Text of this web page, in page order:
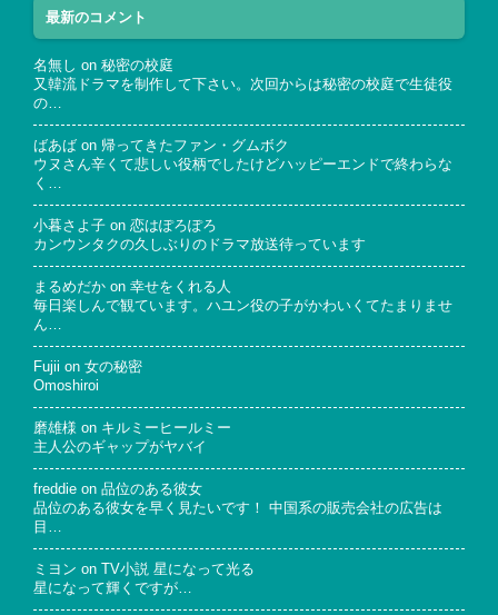
最新のコメント
名無し on 秘密の校庭
又韓流ドラマを制作して下さい。次回からは秘密の校庭で生徒役
の…
ばあば on 帰ってきたファン・グムボク
ウヌさん辛くて悲しい役柄でしたけどハッピーエンドで終わらな
く…
小暮さよ子 on 恋はぽろぽろ
カンウンタクの久しぶりのドラマ放送待っています
まるめだか on 幸せをくれる人
毎日楽しんで観ています。ハユン役の子がかわいくてたまりませ
ん…
Fujii on 女の秘密
Omoshiroi
磨雄様 on キルミーヒールミー
主人公のギャップがヤバイ
freddie on 品位のある彼女
品位のある彼女を早く見たいです！ 中国系の販売会社の広告は
目…
ミヨン on
TV小説 星になって光る
星になって輝くですが…